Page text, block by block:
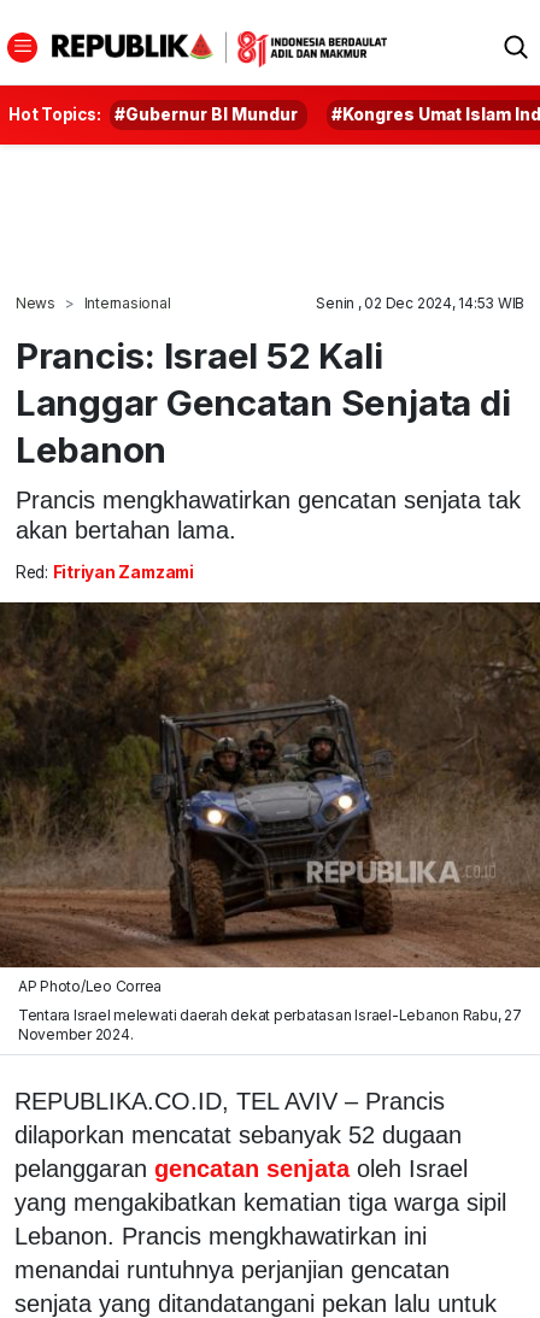
Hot Topics: #Gubernur BI Mundur #Kongres Umat Islam
News Internasional Senin , 02 Dec 2024, 14:53 WIB
Prancis: Israel 52 Kali
Langgar Gencatan Senjata di
Lebanon
Prancis mengkhawatirkan gencatan senjata tak
akan bertahan lama.
Red: Fitriyan Zamzami
AP Photo/Leo Correa
Tentara Israel melewati daerah dekat perbatasan Israel-Lebanon Rabu, 27
November 2024.
REPUBLIKA.CO.ID, TEL AVIV – Prancis
dilaporkan mencatat sebanyak 52 dugaan
pelanggaran gencatan senjata oleh Israel
yang mengakibatkan kematian tiga warga sipil
Lebanon. Prancis mengkhawatirkan ini
menandai runtuhnya perjanjian gencatan
senjata yang ditandatangani pekan lalu untuk